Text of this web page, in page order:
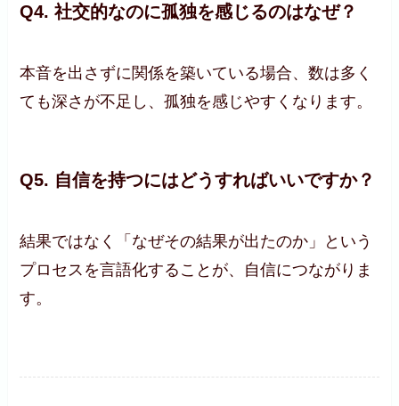
Q4. 社交的なのに孤独を感じるのはなぜ？
本音を出さずに関係を築いている場合、数は多く
ても深さが不足し、孤独を感じやすくなります。
Q5. 自信を持つにはどうすればいいですか？
結果ではなく「なぜその結果が出たのか」という
プロセスを言語化することが、自信につながりま
す。